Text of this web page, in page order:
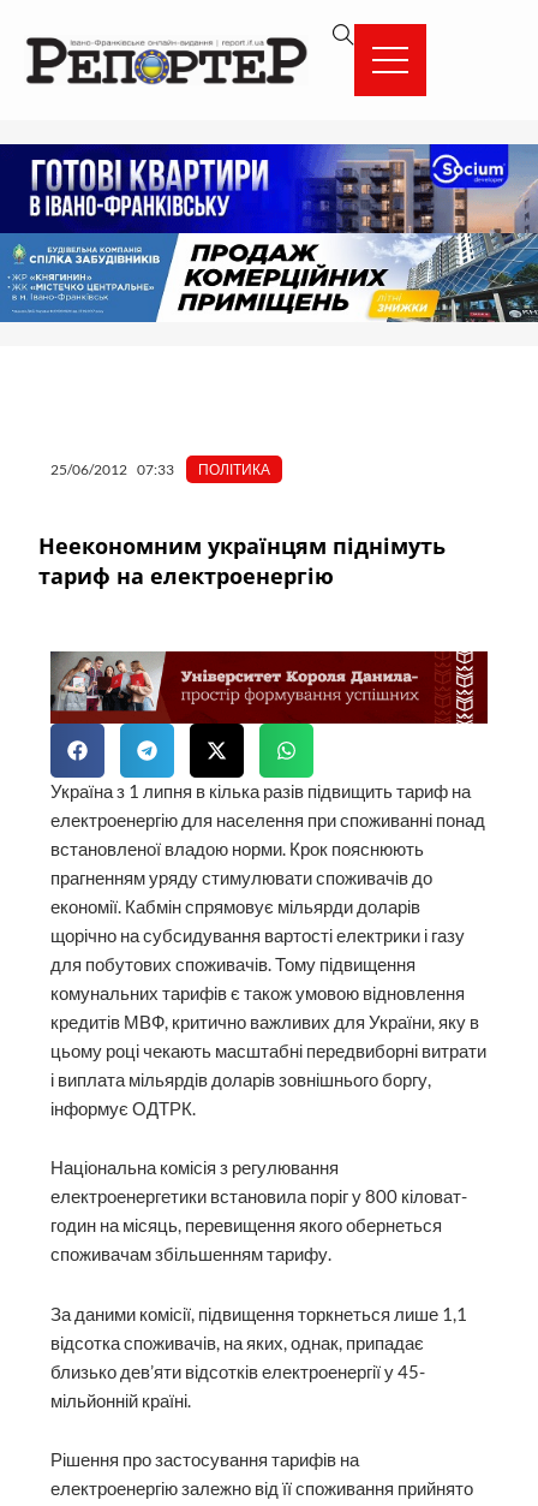
вмісту
25/06/2012 07:33 ПОЛІТИКА
Неекономним українцям піднімуть
тариф на електроенергію
Україна з 1 липня в кілька разів підвищить тариф на
електроенергію для населення при споживанні понад
встановленої владою норми. Крок пояснюють
прагненням уряду стимулювати споживачів до
економії. Кабмін спрямовує мільярди доларів
щорічно на субсидування вартості електрики і газу
для побутових споживачів. Тому підвищення
комунальних тарифів є також умовою відновлення
кредитів МВФ, критично важливих для України, яку в
цьому році чекають масштабні передвиборні витрати
і виплата мільярдів доларів зовнішнього боргу,
інформує ОДТРК.
Національна комісія з регулювання
електроенергетики встановила поріг у 800 кіловат-
годин на місяць, перевищення якого обернеться
споживачам збільшенням тарифу.
За даними комісії, підвищення торкнеться лише 1,1
відсотка споживачів, на яких, однак, припадає
близько дев’яти відсотків електроенергії у 45-
мільйонній країні.
Рішення про застосування тарифів на
електроенергію залежно від її споживання прийнято